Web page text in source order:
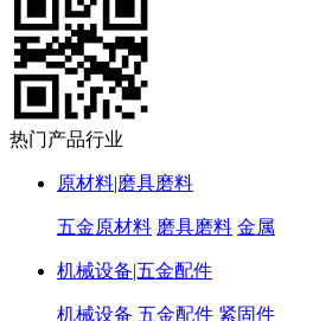
热门产品行业
原材料|磨具磨料
五金原材料 磨具磨料 金属
机械设备|五金配件
机械设备 五金配件 紧固件